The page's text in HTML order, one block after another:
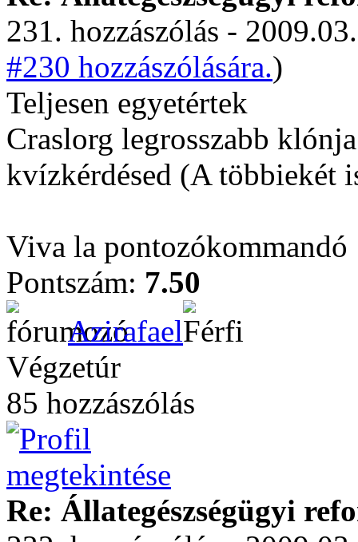
231. hozzászólás -
#230 hozzászólására.)
Teljesen egyetértek
Craslorg legrosszabb
kvízkérdésed (A többiekét
Viva la pontozókommandó
Pontszám: 7.50
Azirafael
Végzetúr
85 hozzászólás
Re: Állategészségügyi